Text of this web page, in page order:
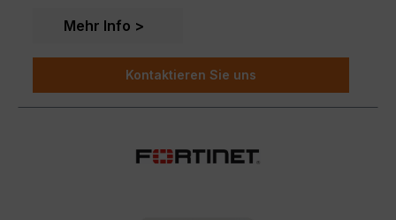
Mehr Info
Kontaktieren Sie uns